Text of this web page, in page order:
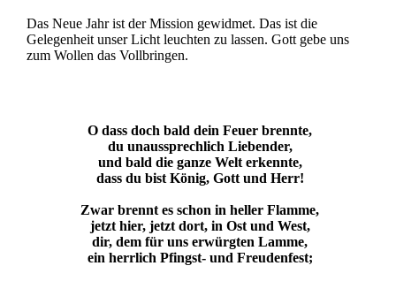
Das Neue Jahr ist der Mission gewidmet. Das ist die
Gelegenheit unser Licht leuchten zu lassen. Gott gebe uns
zum Wollen das Vollbringen.
O dass doch bald dein Feuer brennte,
du unaussprechlich Liebender,
und bald die ganze Welt erkennte,
dass du bist König, Gott und Herr!
Zwar brennt es schon in heller Flamme,
jetzt hier, jetzt dort, in Ost und West,
dir, dem für uns erwürgten Lamme,
ein herrlich Pfingst- und Freudenfest;